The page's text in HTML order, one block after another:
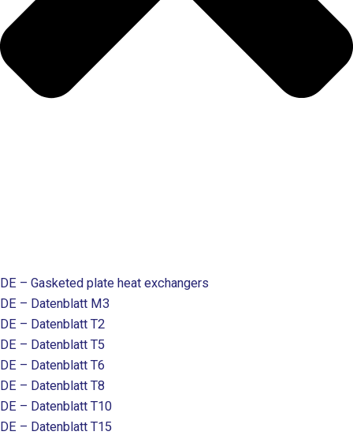
DE – Gasketed plate heat exchangers
DE – Datenblatt M3
DE – Datenblatt T2
DE – Datenblatt T5
DE – Datenblatt T6
DE – Datenblatt T8
DE – Datenblatt T10
DE – Datenblatt T15